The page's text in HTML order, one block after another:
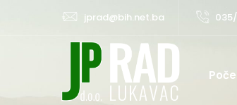
jprad@bih.net.ba